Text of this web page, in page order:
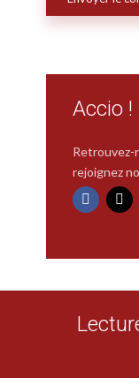
Accio !
Retrouvez-
rejoignez